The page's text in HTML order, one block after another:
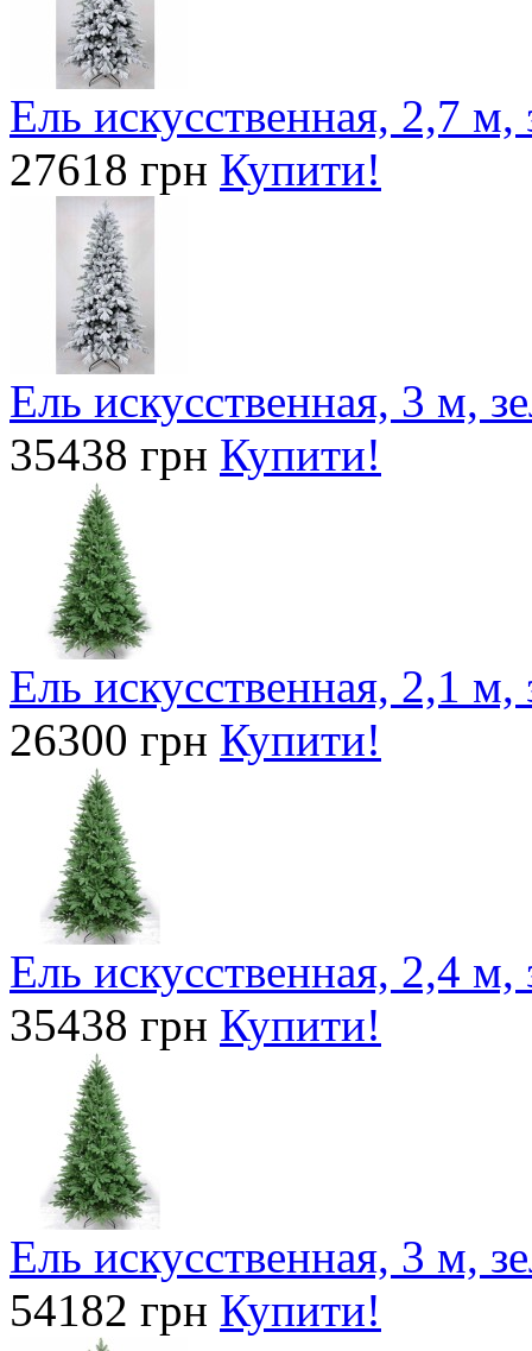
Ель искусственная, 2,7 м,
27618 грн Купити!
Ель искусственная, 3 м,
35438 грн Купити!
Ель искусственная, 2,1 м,
26300 грн Купити!
Ель искусственная, 2,4 м,
35438 грн Купити!
Ель искусственная, 3 м,
54182 грн Купити!